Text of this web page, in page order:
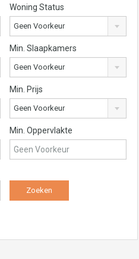
Woning Status
Geen Voorkeur
Min. Slaapkamers
Geen Voorkeur
Min. Prijs
Geen Voorkeur
Min. Oppervlakte